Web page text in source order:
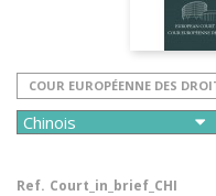
COUR EUROPÉENNE DES
Ref. Court_in_brief_CHI